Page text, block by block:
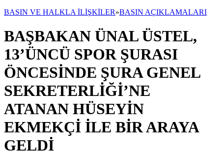
BASIN VE HALKLA İLİŞKİLER»BASIN AÇIKLAMALARI
BAŞBAKAN ÜNAL ÜSTEL,
13’ÜNCÜ SPOR ŞURASI
ÖNCESİNDE ŞURA GENEL
SEKRETERLİĞİ’NE
ATANAN HÜSEYİN
EKMEKÇİ İLE BİR ARAYA
GELDİ